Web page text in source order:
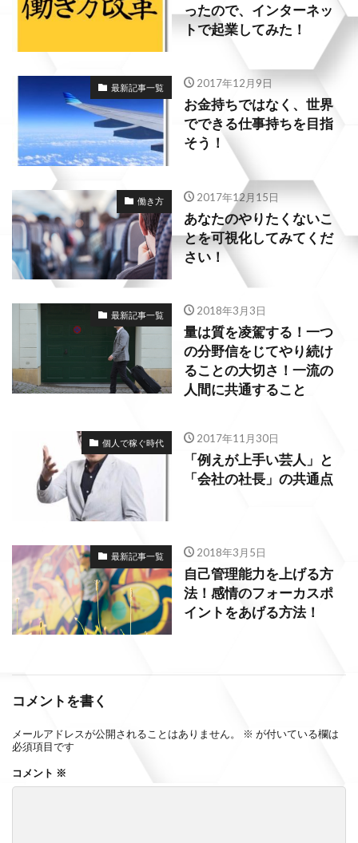
ったので、インターネッ
トで起業してみた！
最新記事一覧 2017年12月9日
お金持ちではなく、世界
でできる仕事持ちを目指
そう！
働き方 2017年12月15日
あなたのやりたくないこ
とを可視化してみてくだ
さい！
最新記事一覧 2018年3月3日
量は質を凌駕する！一つ
の分野信をじてやり続け
ることの大切さ！一流の
人間に共通すること
個人で稼ぐ時代 2017年11月30日
「例えが上手い芸人」と
「会社の社長」の共通点
最新記事一覧 2018年3月5日
自己管理能力を上げる方
法！感情のフォーカスポ
イントをあげる方法！
コメントを書く
メールアドレスが公開されることはありません。 ※ が付いている欄は
必須項目です
コメント ※